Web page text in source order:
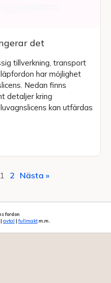
det
tillverkning, transport
har möjlighet
Nedan finns
detaljer kring
kan utfärdas
1 2 Nästa »
fordon
| avtal | fullmaktm.m.